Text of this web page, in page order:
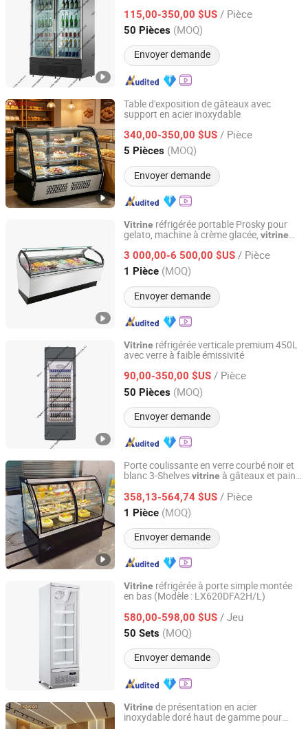
115,00-350,00 $US / Pièce
50 Pièces (MOQ)
Envoyer demande
Shandong, China Depuis 2021
Table d'exposition de gâteaux avec
support en acier inoxydable
340,00-350,00 $US / Pièce
5 Pièces (MOQ)
Envoyer demande
Guangzhou ola Machinery Equipment Co., Ltd.
Guangdong, China Depuis 2026
Vitrine réfrigérée portable Prosky pour
gelato, machine à crème glacée, vitrine
3 000,00-6 500,00 $US / Pièce
1 Pièce (MOQ)
Envoyer demande
Nanjing Prosky Food Machinery Manufacturing Co., Ltd.
Jiangsu, China Depuis 2010
Vitrine réfrigérée verticale premium 450L
avec verre à faible émissivité
90,00-350,00 $US / Pièce
50 Pièces (MOQ)
Envoyer demande
Qingdao Yunlei Electric Applicance Co., Ltd.
Shandong, China Depuis 2021
Porte coulissante en verre courbé noir et
blanc 3-Shelvesvitrine à gâteaux et pains
358,13-564,74 $US / Pièce
1 Pièce (MOQ)
Envoyer demande
Beijing Yitongren Electric Appliance Co., Ltd.
Beijing, China Depuis 2024
Vitrine réfrigérée à porte simple montée
en bas (Modèle : LX620DFA2H/L)
580,00-598,00 $US / Jeu
50 Sets (MOQ)
Envoyer demande
Guangdong Double Cold Refrigeration Equipment Co., Ltd.
Guangdong, China Depuis 2023
Vitrine de présentation en acier
inoxydable doré haut de gamme pour
Guangzhou Jiakai Display Products Co., Ltd.